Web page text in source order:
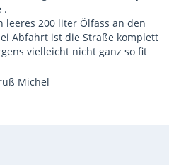
.
200 liter Ölfass an den
Abfahrt ist die Straße komplett
vielleicht nicht ganz so fit
Michel